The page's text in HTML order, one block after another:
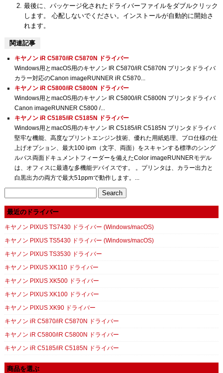
最後に、パッケージ化されたドライバーファイルをダブルクリック
します。 心配しないでください。インストールが自動的に開始さ
れます。
関連記事
キヤノン iR C5870/iR C5870N ドライバー
Windows用とmacOS用のキヤノン IR C5870/iR C5870N プリンタドライバ
カラー対応のCanon imageRUNNER iR C5870...
キヤノン iR C5800/iR C5800N ドライバー
Windows用とmacOS用のキヤノン IR C5800/iR C5800N プリンタドライバ
Canon imageRUNNER C5800 /...
キヤノン iR C5185/iR C5185N ドライバー
Windows用とmacOS用のキヤノン IR C5185/iR C5185N プリンタドライバ
堅牢な機能、高度なプリントエンジン技術、優れた用紙処理、プロ仕様の仕
上げオプション、最大100 ipm（文字、両面）をスキャンする標準のシング
ルパス両面ドキュメントフィーダーを備えたColor imageRUNNERモデル
は、オフィスに最適な多機能デバイスです。 。プリンタは、カラー出力と
白黒出力の両方で最大51ppmで動作します。...
最近のドライバー
キヤノン PIXUS TS7430 ドライバー (Windows/macOS)
キヤノン PIXUS TS5430 ドライバー (Windows/macOS)
キヤノン PIXUS TS3530 ドライバー
キヤノン PIXUS XK110 ドライバー
キヤノン PIXUS XK500 ドライバー
キヤノン PIXUS XK100 ドライバー
キヤノン PIXUS XK90 ドライバー
キヤノン iR C5870/iR C5870N ドライバー
キヤノン iR C5800/iR C5800N ドライバー
キヤノン iR C5185/iR C5185N ドライバー
商品を選ぶ